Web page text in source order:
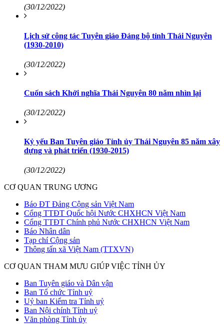
(30/12/2022)
Lịch sử công tác Tuyên giáo Đảng bộ tỉnh Thái Nguyên
(1930-2010)
(30/12/2022)
Cuốn sách Khởi nghĩa Thái Nguyên 80 năm nhìn lại
(30/12/2022)
Kỷ yếu Ban Tuyên giáo Tỉnh ủy Thái Nguyên 85 năm xây
dựng và phát triển (1930-2015)
(30/12/2022)
CƠ QUAN TRUNG ƯƠNG
Báo ĐT Đảng Cộng sản Việt Nam
Cổng TTĐT Quốc hội Nước CHXHCN Việt Nam
Cổng TTĐT Chính phủ Nước CHXHCN Việt Nam
Báo Nhân dân
Tạp chí Cộng sản
Thông tấn xã Việt Nam (TTXVN)
CƠ QUAN THAM MƯU GIÚP VIỆC TỈNH ỦY
Ban Tuyên giáo và Dân vận
Ban Tổ chức Tỉnh uỷ
Uỷ ban Kiểm tra Tỉnh uỷ
Ban Nội chính Tỉnh uỷ
Văn phòng Tỉnh ủy